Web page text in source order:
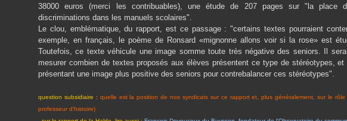
38000 euros (merci les contribuables), une étude de 207 pages sur "la place
discriminations dans les manuels scolaires".
Le clou, emblématique, du rapport, est ce passage : "certains textes pourraient
exemple, en français, le poème de Ronsard «mignonne allons voir si la rose» est
Toutefois, ce texte véhicule une image somme toute très négative des seniors. Il
mesurer combien de textes proposés aux élèves présentent ce type de stéréotypes, et
présentant une image plus positive des seniors pour contrebalancer ces stéréotypes".
question subsidiaire : quelle est la position de nos syndicats sur ce rapport et, plus généralement, sur le rôle
professeur d'histoire)